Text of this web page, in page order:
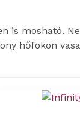
is mosható.
hőfokon